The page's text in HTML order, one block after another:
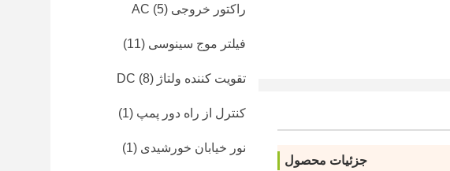
جزئیات محصول
راکتور خروجی AC (5)
فیلتر موج سینوسی (11)
تقویت کننده ولتاژ DC (8)
کنترل از راه دور پمپ (1)
نور خیابان خورشیدی (1)